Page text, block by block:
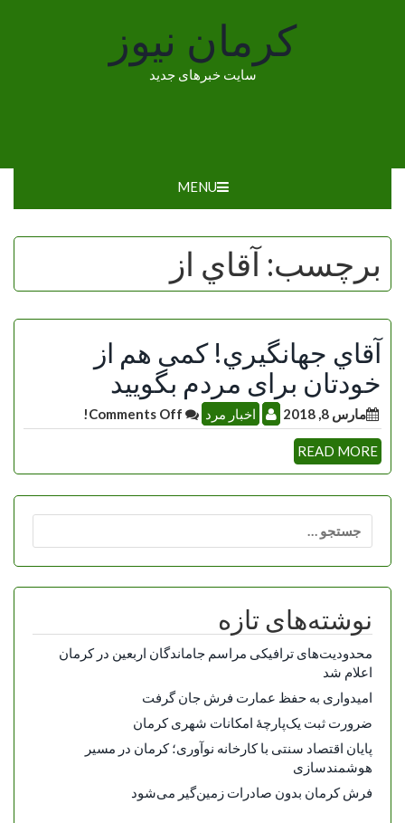
کرمان نیوز
سایت خبرهای جدید
MENU
برچسب: آقاي از
آقاي جهانگيري! کمی هم از
خودتان برای مردم بگویید
مارس 8, 2018 اخبار مرد
READ MORE
برای:
نوشته‌های تازه
محدودیت‌های ترافیکی مراسم جاماندگان اربعین در کرمان
اعلام شد
امیدواری به حفظ عمارت فرش جان گرفت
ضرورت ثبت یک‌پارچۀ امکانات شهری کرمان
پایان اقتصاد سنتی با کارخانه نوآوری؛ کرمان در مسیر
هوشمندسازی
فرش کرمان بدون صادرات زمین‌گیر می‌شود